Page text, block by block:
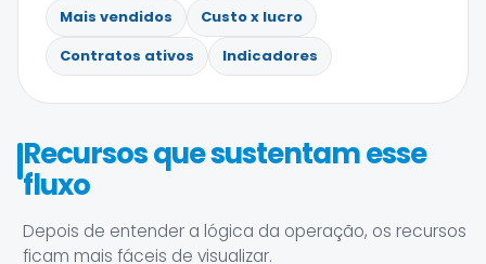
Mais vendidos
Custo x lucro
Contratos ativos
Indicadores
Recursos que sustentam esse
fluxo
Depois de entender a lógica da operação, os recursos
ficam mais fáceis de visualizar.